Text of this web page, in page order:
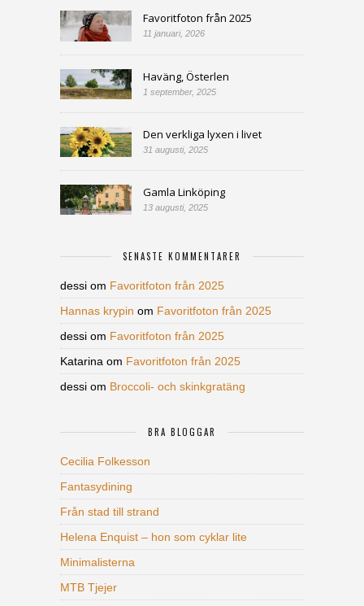
Favoritfoton från 2025
11 januari, 2026
Haväng, Österlen
1 september, 2025
Den verkliga lyxen i livet
31 augusti, 2025
Gamla Linköping
13 augusti, 2025
SENASTE KOMMENTARER
dessi om Favoritfoton från 2025
Hannas krypin om Favoritfoton från 2025
dessi om Favoritfoton från 2025
Katarina om Favoritfoton från 2025
dessi om Broccoli- och skinkgratäng
BRA BLOGGAR
Cecilia Folkesson
Fantasydining
Från stad till strand
Helena Enquist – hon som cyklar lite
Minimalisterna
MTB Tjejer